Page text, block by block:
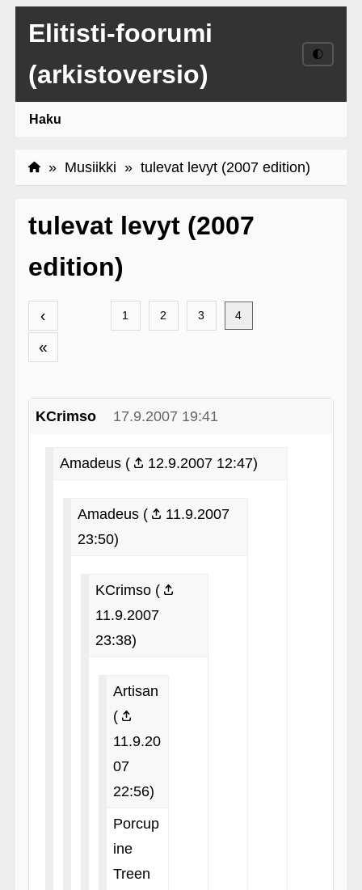
Elitisti-foorumi
(arkistoversio)
🌓
Haku
» Musiikki » tulevat levyt (2007 edition)
tulevat levyt (2007
edition)
‹
«
1 2 3 4
KCrimso 17.9.2007 19:41
Amadeus ( 12.9.2007 12:47)
Amadeus (
11.9.2007
23:50)
KCrimso (
11.9.2007
23:38)
Artisan
(
11.9.20
07
22:56)
Porcup
ine
Treen